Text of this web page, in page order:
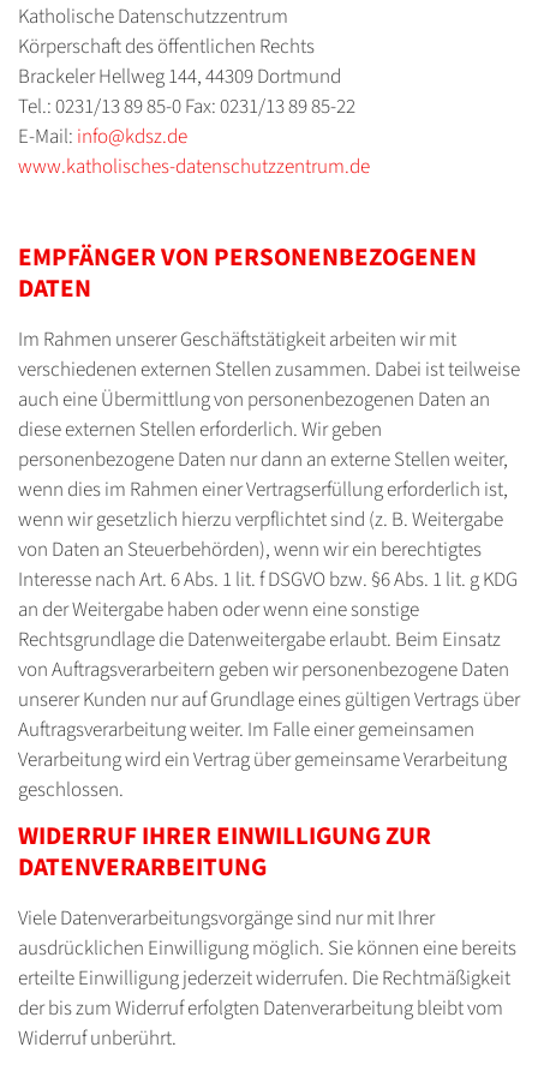
Katholische Datenschutzzentrum
Körperschaft des öffentlichen Rechts
Brackeler Hellweg 144, 44309 Dortmund
Tel.: 0231/13 89 85-0 Fax: 0231/13 89 85-22
E-Mail: info@kdsz.de
www.katholisches-datenschutzzentrum.de
EMPFÄNGER VON PERSONENBEZOGENEN
DATEN
Im Rahmen unserer Geschäftstätigkeit arbeiten wir mit
verschiedenen externen Stellen zusammen. Dabei ist teilweise
auch eine Übermittlung von personenbezogenen Daten an
diese externen Stellen erforderlich. Wir geben
personenbezogene Daten nur dann an externe Stellen weiter,
wenn dies im Rahmen einer Vertragserfüllung erforderlich ist,
wenn wir gesetzlich hierzu verpflichtet sind (z. B. Weitergabe
von Daten an Steuerbehörden), wenn wir ein berechtigtes
Interesse nach Art. 6 Abs. 1 lit. f DSGVO bzw. §6 Abs. 1 lit. g KDG
an der Weitergabe haben oder wenn eine sonstige
Rechtsgrundlage die Datenweitergabe erlaubt. Beim Einsatz
von Auftragsverarbeitern geben wir personenbezogene Daten
unserer Kunden nur auf Grundlage eines gültigen Vertrags über
Auftragsverarbeitung weiter. Im Falle einer gemeinsamen
Verarbeitung wird ein Vertrag über gemeinsame Verarbeitung
geschlossen.
WIDERRUF IHRER EINWILLIGUNG ZUR
DATENVERARBEITUNG
Viele Datenverarbeitungsvorgänge sind nur mit Ihrer
ausdrücklichen Einwilligung möglich. Sie können eine bereits
erteilte Einwilligung jederzeit widerrufen. Die Rechtmäßigkeit
der bis zum Widerruf erfolgten Datenverarbeitung bleibt vom
Widerruf unberührt.